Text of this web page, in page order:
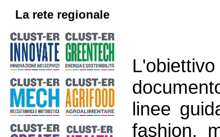
La rete regionale
linee
fashion,